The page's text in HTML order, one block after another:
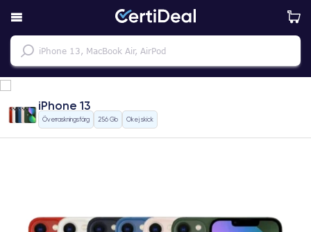
iPhone 13
Överraskningsfärg 256 Gb Okej skick